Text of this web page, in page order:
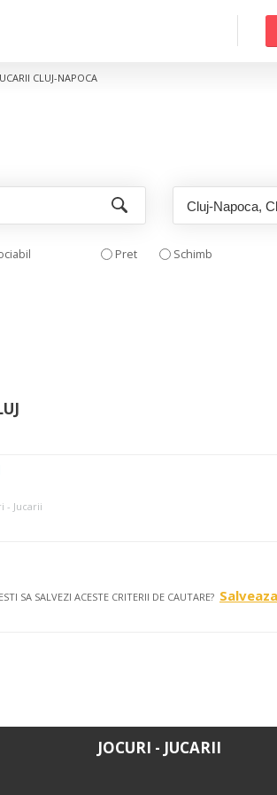
CLUJ-NAPOCA
Pret Schimb
- Jucarii
SA SALVEZI ACESTE CRITERII DE CAUTARE?
JOCURI - JUCARII